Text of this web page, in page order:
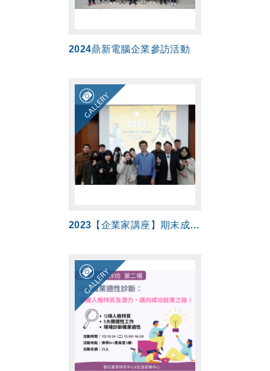
2024鼎新電腦企業參訪活動
GALLERY
2023【企業家講座】期末成果分享
GALLERY